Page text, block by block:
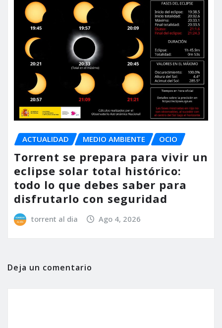
ACTUALIDAD MEDIO AMBIENTE OCIO
Torrent se prepara para vivir un
eclipse solar total histórico:
todo lo que debes saber para
disfrutarlo con seguridad
torrent al dia Ago 4, 2026
Deja un comentario